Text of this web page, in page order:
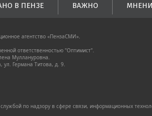
В ПЕНЗЕ ВАЖНО
агентство «ПензаСМИ».
ответственностью "Оптимист".
Муллануровна.
ул. Германа Титова, д. 9.
по надзору в сфере связи, информационных